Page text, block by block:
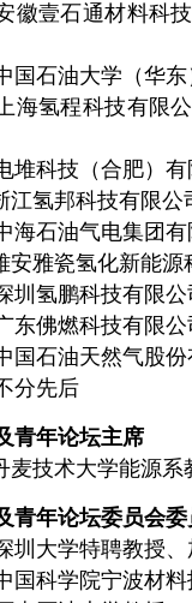
徽壹石通材料科
国石油大学（华
海氢程科技有限
堆科技（合肥）
氢邦科技有限公
海石油气电集团
雅瓷氢化新能源
圳氢鹏科技有限
东佛燃科技有限
国石油天然气股
分先后
青年论坛主席
技术大学能源系
青年论坛委员会委
圳大学特聘教授
国科学院宁波材